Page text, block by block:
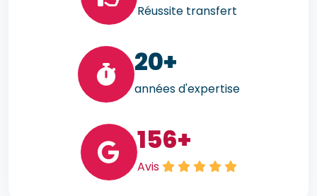
Réussite transfert
20+
années d'expertise
156+
Avis